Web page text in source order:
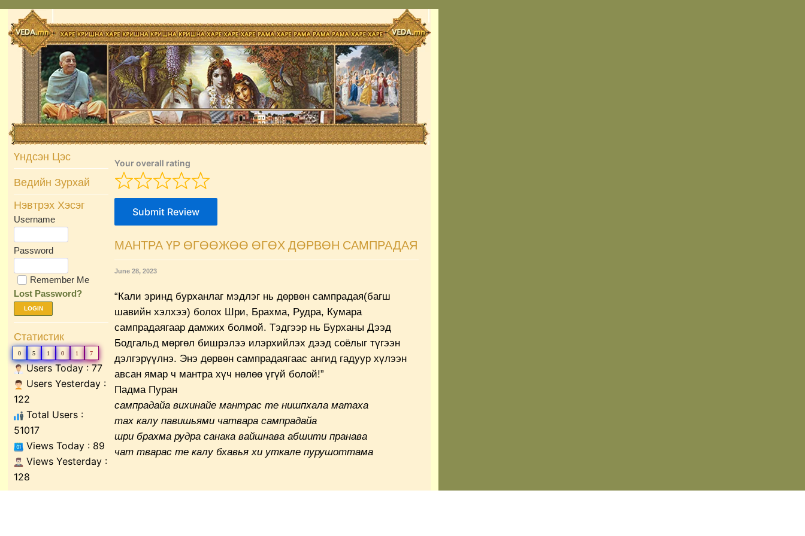
Skip
content
Үндсэн Цэс
Ведийн Зурхай
Нэвтрэх Хэсэг
Username
Password
Remember Me
Lost Password?
LOGIN
Статистик
0 5 1 0 1 7
Users Today : 77
Users Yesterday :
122
Total Users :
51017
Views Today : 89
Views Yesterday :
128
Your overall rating
Submit Review
МАНТРА ҮР ӨГӨӨЖӨӨ ӨГӨХ ДӨРВӨН САМПРАДАЯ
June 28, 2023
“Кали эринд бурханлаг мэдлэг нь дөрвөн сампрадая(багш
шавийн хэлхээ) болох Шри, Брахма, Рудра, Кумара
сампрадаягаар дамжих болмой. Тэдгээр нь Бурханы Дээд
Бодгальд мөргөл бишрэлээ илэрхийлэх дээд соёлыг түгээн
дэлгэрүүлнэ. Энэ дөрвөн сампрадаягаас ангид гадуур хүлээн
авсан ямар ч мантра хүч нөлөө үгүй болой!”
Падма Пуран
сампрадайа вихинайе мантрас те нишпхала матаха
тах калу павишьями чатвара сампрадайа
шри брахма рудра санака вайшнава абшити пранава
чат тварас те калу бхавья хи уткале пурушоттама